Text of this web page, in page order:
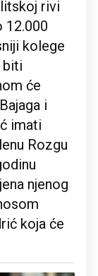
rivi
12.000
kolege
biti
će
i
imati
Rozgu
njenog
koja će